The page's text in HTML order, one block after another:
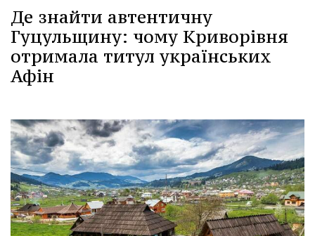
Де знайти автентичну
Гуцульщину: чому Криворівня
отримала титул українських
Афін